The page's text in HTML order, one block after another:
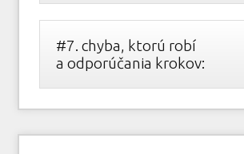
#7. chyba, ktorú robí
a odporúčania krokov: